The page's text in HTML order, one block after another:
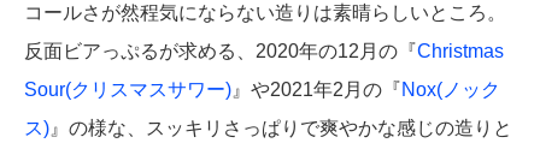
コールさが然程気にならない造りは素晴らしいところ。
反面ビアっぷるが求める、2020年の12月の『Christmas
Sour(クリスマスサワー) 』や2021年2月の『Nox(ノック
ス) 』の様な、スッキリさっぱりで爽やかな感じの造りと